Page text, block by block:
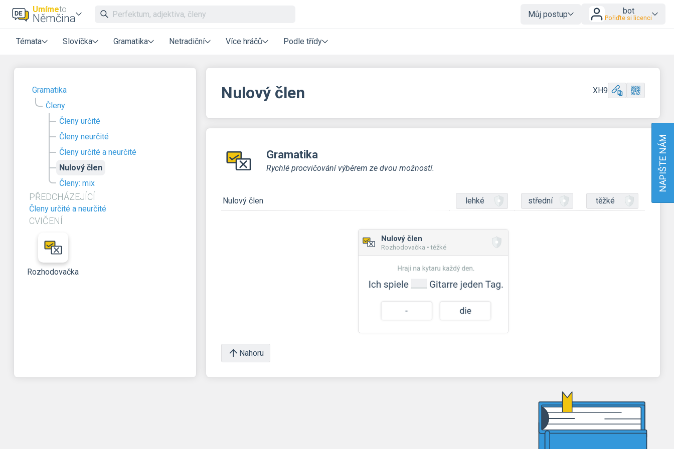
Umímeto
Němčina Můj postup bot
Pořiďte si licenci
Témata Slovíčka Gramatika Netradiční Více hráčů Podle třídy
Gramatika
Členy
Členy určité
Členy neurčité
Členy určité a neurčité
Nulový člen
Členy: mix
PŘEDCHÁZEJÍCÍ
Členy určité a neurčité
CVIČENÍ
Rozhodovačka
Nulový člen XH9
Gramatika
Rychlé procvičování výběrem ze dvou možností.
Nulový člen lehké střední těžké
Nulový člen
Rozhodovačka • těžké
Nahoru
NAPIŠTE NÁM